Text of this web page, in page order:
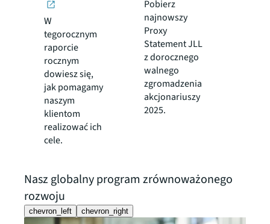
W
tegorocznym
raporcie
rocznym
dowiesz się,
jak pomagamy
naszym
klientom
realizować ich
cele.
Pobierz
najnowszy
Proxy
Statement JLL
z dorocznego
walnego
zgromadzenia
akcjonariuszy
2025.
Nasz globalny program zrównoważonego
rozwoju
chevron_left chevron_right